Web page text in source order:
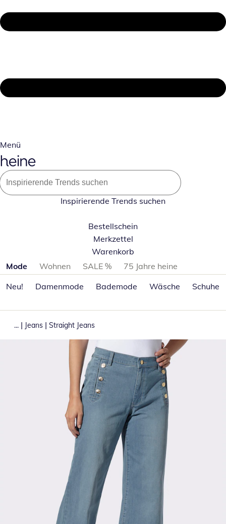
Menü
Inspirierende Trends suchen
Bestellschein
Merkzettel
Warenkorb
Produktkategorien überspringen
Mode Wohnen SALE %
75 Jahre heine
Neu!
Damenmode Bademode Wäsche Schuhe
... | Jeans | Straight Jeans